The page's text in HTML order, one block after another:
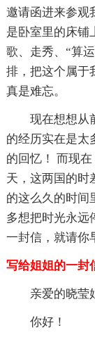
邀请函进来参观
是卧室里的床铺
歌、走秀、“算
排，把这个属于
真是难忘。
现在想想从
的经历实在是太
的回忆！ 而现
天，这两国的时
的这么久的时间
多想把时光永远
一封信，就请你
写给姐姐的一封
亲爱的晓莹
你好！